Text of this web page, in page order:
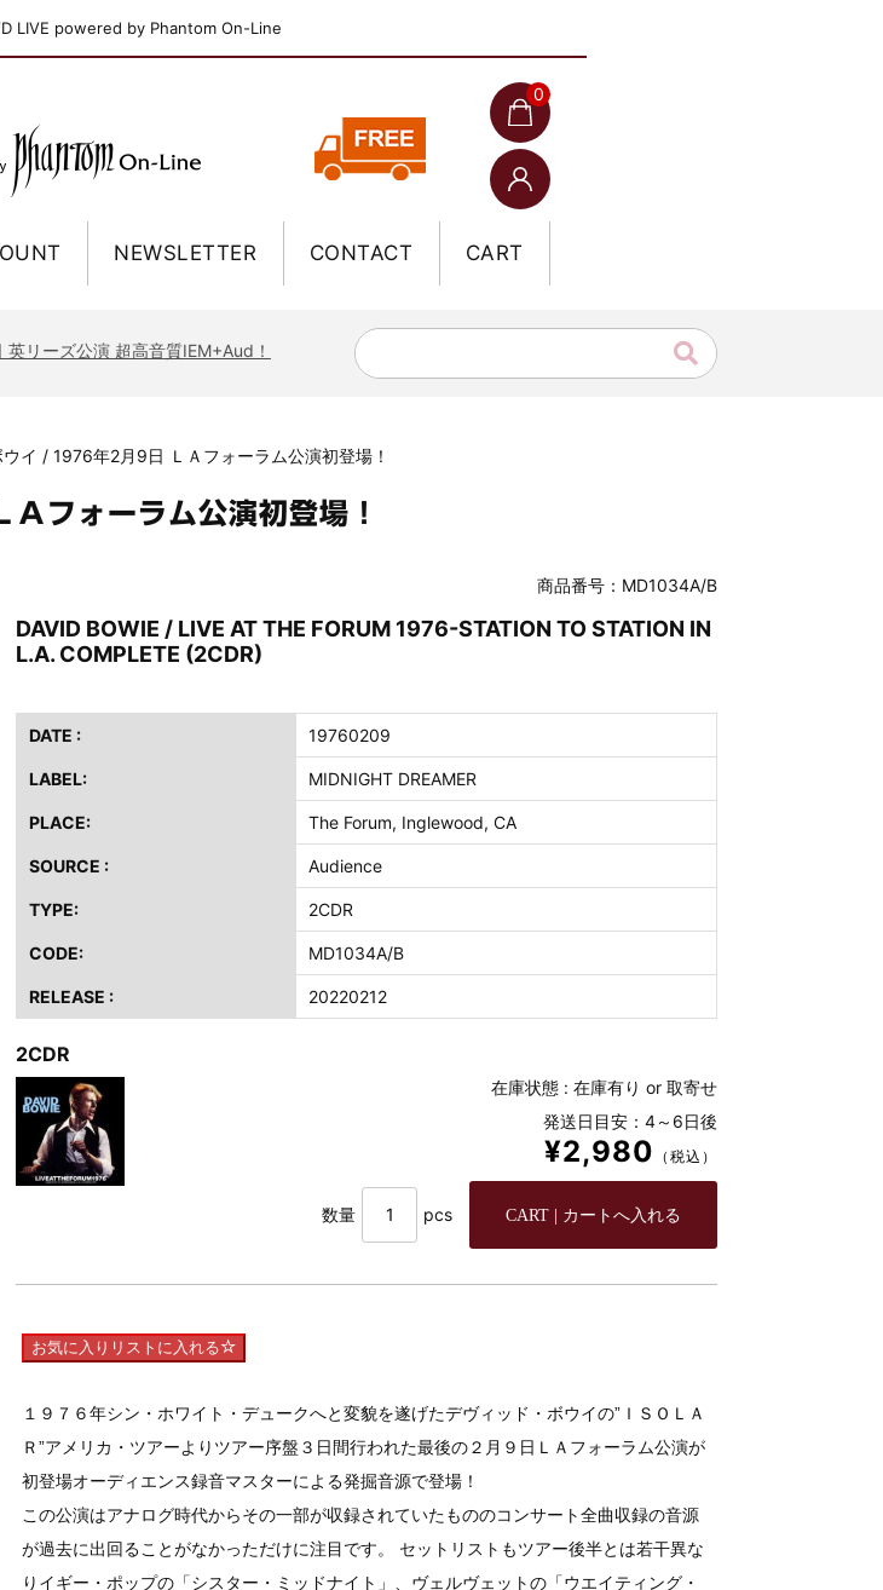
LIVE powered by Phantom On-Line
0
NEWSLETTER CONTACT CART
ラド州 2公演 SBD 完全収録！
リーズ公演 超高音質IEM+Aud！
リスボン公演 FHD 完全収録！
ツ ROCK AM RING 公演 FHD 完全収録！
ドイツ W.O.A. 公演 FHD 完全収録！
ラド州 2公演 SBD 完全収録！
ク’24公演 超高音質AI-SBD！
リーズ公演 超高音質IEM+Aud！
日 100Aniv. 米M.S.G公演 完全収録！
フ公演 IEM/AUD 完全収録！
リスボン公演 FHD 完全収録！
ROCK AM RING 公演 FHD 完全収録！
日 英国シェフィールド公演 完全収録！
公演 FHD 完全収録！
3日 ドイツ W.O.A. 公演 FHD 完全収録！
ラド州 2公演 SBD 完全収録！
イ / 1976年2月9日 ＬＡフォーラム公演初登場！
フォーラム公演初登場！
商品番号：MD1034A/B
DAVID BOWIE / LIVE AT THE FORUM 1976-STATION TO STATION IN
L.A. COMPLETE (2CDR)
DATE : 19760209
LABEL: MIDNIGHT DREAMER
PLACE: The Forum, Inglewood, CA
SOURCE : Audience
TYPE: 2CDR
CODE: MD1034A/B
RELEASE : 20220212
2CDR
在庫状態 : 在庫有り or 取寄せ
発送日目安：4～6日後
¥2,980 （税込）
数量 pcs
お気に入りリストに入れる
１９７６年シン・ホワイト・デュークへと変貌を遂げたデヴィッド・ボウイの”ＩＳＯＬＡ
Ｒ”アメリカ・ツアーよりツアー序盤３日間行われた最後の２月９日ＬＡフォーラム公演が
初登場オーディエンス録音マスターによる発掘音源で登場！
この公演はアナログ時代からその一部が収録されていたもののコンサート全曲収録の音源
が過去に出回ることがなかっただけに注目です。 セットリストもツアー後半とは若干異な
りイギー・ポップの「シスター・ミッドナイト」、ヴェルヴェットの「ウエイティング・